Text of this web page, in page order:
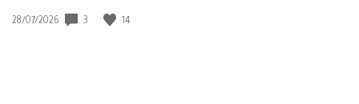
Date
28/07/2026 3 14